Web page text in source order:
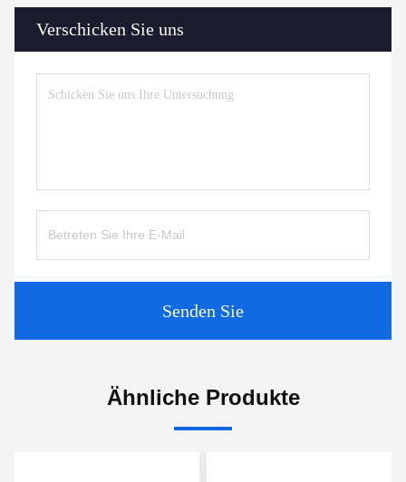
Verschicken Sie uns
Senden Sie
Ähnliche Produkte